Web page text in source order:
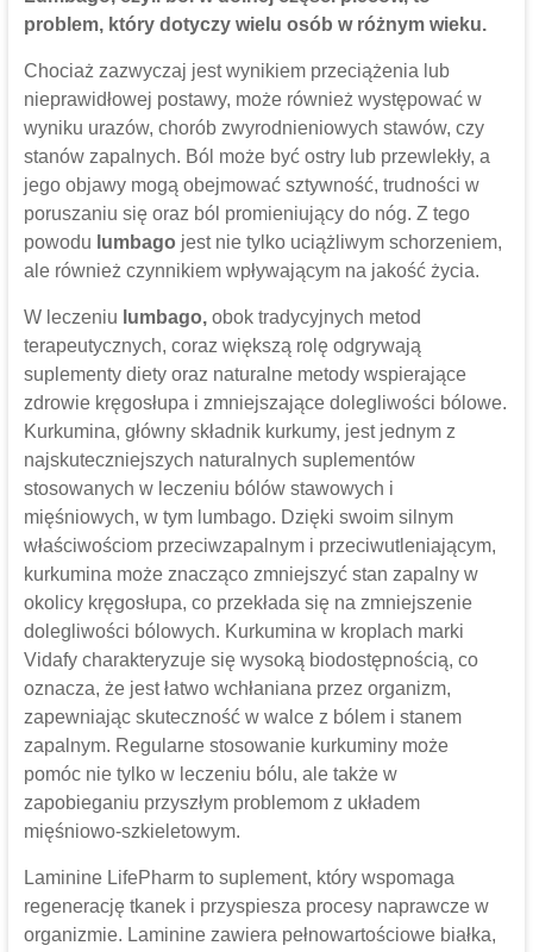
problem, który dotyczy wielu osób w różnym wieku.
Chociaż zazwyczaj jest wynikiem przeciążenia lub
nieprawidłowej postawy, może również występować w
wyniku urazów, chorób zwyrodnieniowych stawów, czy
stanów zapalnych. Ból może być ostry lub przewlekły, a
jego objawy mogą obejmować sztywność, trudności w
poruszaniu się oraz ból promieniujący do nóg. Z tego
powodu lumbago jest nie tylko uciążliwym schorzeniem,
ale również czynnikiem wpływającym na jakość życia.
W leczeniu lumbago,obok tradycyjnych metod
terapeutycznych, coraz większą rolę odgrywają
suplementy diety oraz naturalne metody wspierające
zdrowie kręgosłupa i zmniejszające dolegliwości bólowe.
Kurkumina, główny składnik kurkumy, jest jednym z
najskuteczniejszych naturalnych suplementów
stosowanych w leczeniu bólów stawowych i
mięśniowych, w tym lumbago. Dzięki swoim silnym
właściwościom przeciwzapalnym i przeciwutleniającym,
kurkumina może znacząco zmniejszyć stan zapalny w
okolicy kręgosłupa, co przekłada się na zmniejszenie
dolegliwości bólowych. Kurkumina w kroplach marki
Vidafy charakteryzuje się wysoką biodostępnością, co
oznacza, że jest łatwo wchłaniana przez organizm,
zapewniając skuteczność w walce z bólem i stanem
zapalnym. Regularne stosowanie kurkuminy może
pomóc nie tylko w leczeniu bólu, ale także w
zapobieganiu przyszłym problemom z układem
mięśniowo-szkieletowym.
Laminine LifePharm to suplement, który wspomaga
regenerację tkanek i przyspiesza procesy naprawcze w
organizmie. Laminine zawiera pełnowartościowe białka,